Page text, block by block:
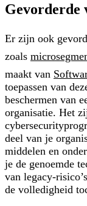
Gevorderde
Er zijn ook
zoals
maakt van
toepassen van
beschermen van
organisatie. Het
deel van je
middelen en
je de genoemde
van legacy-
de volledigheid